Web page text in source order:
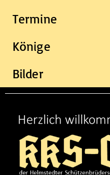
Termine
Könige
Bilder